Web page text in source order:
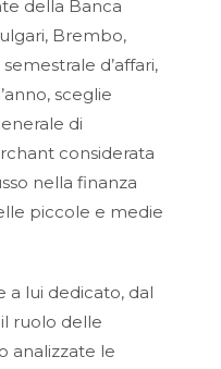
della Banca
Brembo,
d’affari,
sceglie
di
considerata
nella finanza
piccole e medie
a lui dedicato, dal
ruolo delle
analizzate le